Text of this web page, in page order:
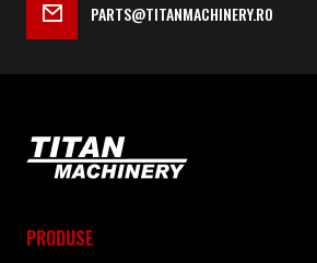
PARTS@TITANMACHINERY.RO
PRODUSE